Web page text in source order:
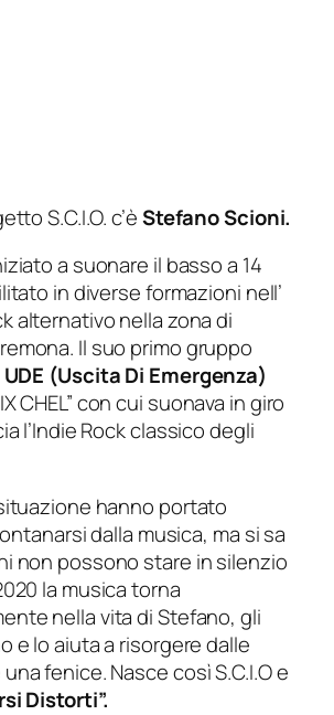
S.C.I.O. c’èStefano Scioni.
a suonare il basso a 14
in diverse formazioni nell’
alternativo nella zona di
Il suo primo gruppo
UDE (Uscita Di Emergenza)
CHEL” con cui suonava in giro
l’Indie Rock classico degli
hanno portato
dalla musica, ma si sa
non possono stare in silenzio
la musica torna
nella vita di Stefano, gli
e lo aiuta a risorgere dalle
fenice. Nasce così S.C.I.O e
Distorti”.